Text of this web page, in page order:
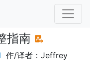
指南
作/译者：Jeffrey